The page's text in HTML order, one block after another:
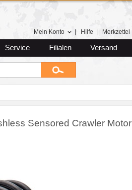
Mein Konto Hilfe Merkzettel
Service Filialen Versand
Sensored Crawler Motor